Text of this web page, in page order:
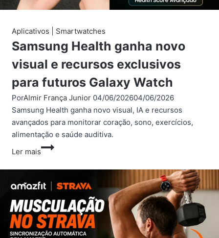
Aplicativos Smartwatches
Samsung Health ganha novo
visual e recursos exclusivos
para futuros Galaxy Watch
PorAlmir França Junior 04/06/202604/06/2026
Samsung Health ganha novo visual, IA e recursos
avançados para monitorar coração, sono, exercícios,
alimentação e saúde auditiva.
Ler mais
Samsung
ganha
novo
e
recursos
exclusivos